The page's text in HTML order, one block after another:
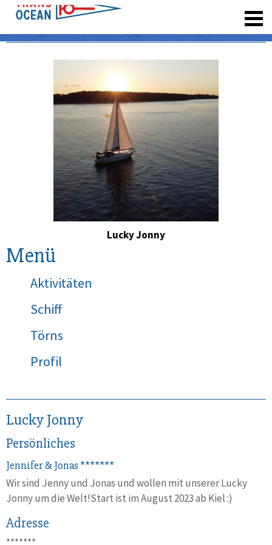
Lucky Jonny
Menü
Aktivitäten
Schiff
Törns
Profil
Lucky Jonny
Persönliches
Jennifer & Jonas*******
Wir sind Jenny und Jonas und wollen mit unserer Lucky
Jonny um die Welt!Start ist im August 2023 ab Kiel :)
Adresse